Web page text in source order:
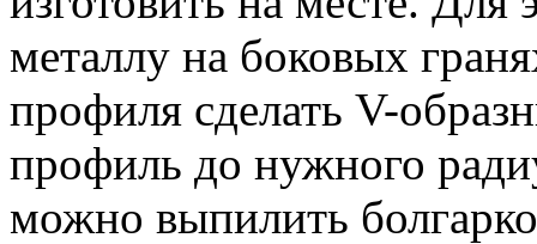
металлу на боковых
профиля сделать V-
профиль до нужного
можно выпилить